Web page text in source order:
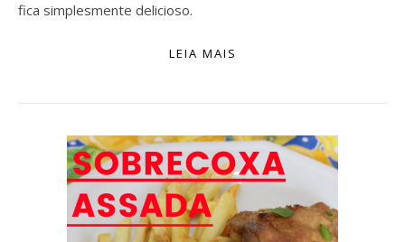
fica simplesmente delicioso.
LEIA MAIS